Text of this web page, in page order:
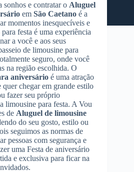
e contratar o Aluguel
em São Caetano é a
momentos inesquecíveis e
festa é uma experiência
a você e aos seus
de limousine para
seguro, onde você
na região escolhida. O
aniversário é uma atração
chegar em grande estilo
fazer seu próprio
limousine para festa. A Vou
de Aluguel de limousine
do seu gosto, estilo ou
seguimos as normas de
pessoas com segurança e
uma Festa de aniversário
e exclusiva para ficar na